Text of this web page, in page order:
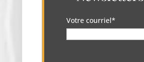
Votre courriel*